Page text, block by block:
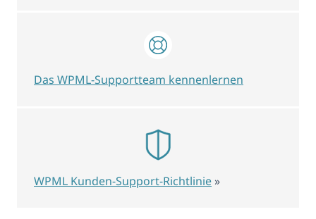
Das WPML-Supportteam kennenlernen
WPML Kunden-Support-Richtlinie »